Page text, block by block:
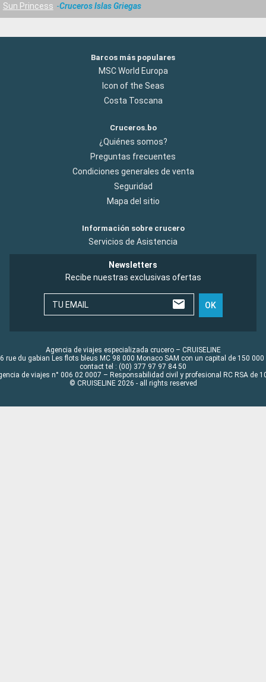
Sun Princess
Cruceros Islas Griegas
Barcos más populares
MSC World Europa
Icon of the Seas
Costa Toscana
Cruceros.bo
¿Quiénes somos?
Preguntas frecuentes
Condiciones generales de venta
Seguridad
Mapa del sitio
Información sobre crucero
Servicios de Asistencia
Newsletters
Recibe nuestras exclusivas ofertas
TU EMAIL OK
Agencia de viajes especializada crucero – CRUISELINE
rue du gabian Les flots bleus MC 98 000 Monaco SAM con un capital de 150 000
contact tel : (00) 377 97 97 84 50
de viajes n° 006 02 0007 – Responsabilidad civil y profesional RC RSA de
© CRUISELINE 2026 - all rights reserved